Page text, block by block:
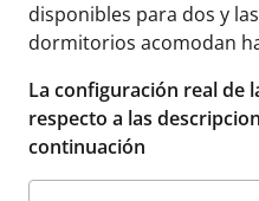
disponibles para dos y
dormitorios acomodan
La configuración real de
respecto a las
continuación